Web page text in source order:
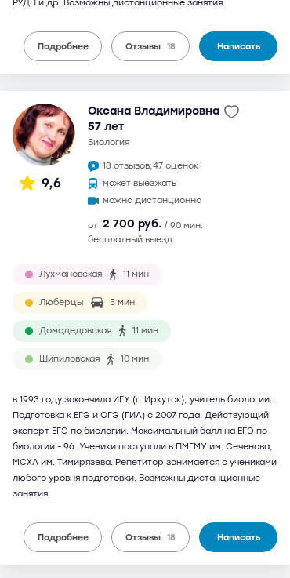
РУДН и др. Возможны дистанционные занятия
Подробнее Отзывы 18 Написать
9,6
Оксана Владимировна
57 лет
биология
18 отзывов,47 оценок
может выезжать
можно дистанционно
от 2 700 руб. / 90 мин.
бесплатный выезд
Лухмановская 11 мин
Люберцы 5 мин
Домодедовская 11 мин
Шипиловская 10 мин
в 1993 году закончила ИГУ (г. Иркутск), учитель биологии.
Подготовка к ЕГЭ и ОГЭ (ГИА) с 2007 года. Действующий
эксперт ЕГЭ по биологии. Максимальный балл на ЕГЭ по
биологии - 96. Ученики поступали в ПМГМУ им. Сеченова,
МСХА им. Тимирязева. Репетитор занимается с учениками
любого уровня подготовки. Возможны дистанционные
занятия
Подробнее Отзывы 18 Написать